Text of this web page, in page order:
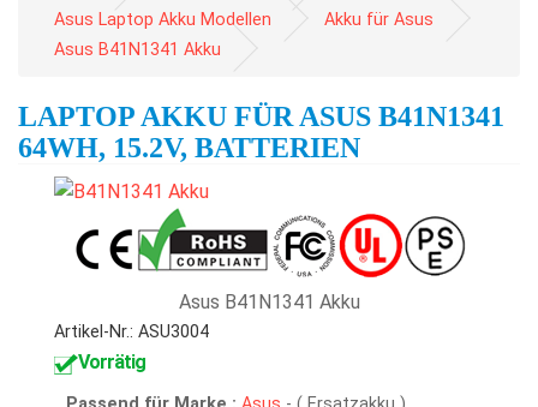
Asus Laptop Akku Modellen
Akku für Asus
Asus B41N1341 Akku
LAPTOP AKKU FÜR ASUS B41N1341
64WH, 15.2V, BATTERIEN
Asus B41N1341 Akku
Artikel-Nr.: ASU3004
Vorrätig